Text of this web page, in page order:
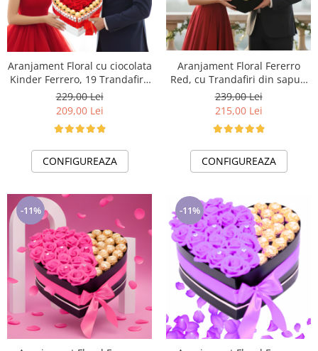
Aranjament Floral cu ciocolata
Kinder Ferrero, 19 Trandafiri,
model LOVE19
229,00 Lei
209,00 Lei
CONFIGUREAZA
Aranjament Floral Fererro
Red, cu Trandafiri din sapun
EC45-29
239,00 Lei
215,00 Lei
CONFIGUREAZA
-11% -11%